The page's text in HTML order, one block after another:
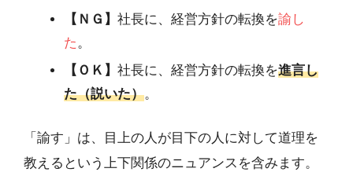
【ＮＧ】 社長に、経営方針の転換を諭し
た。
【ＯＫ】 社長に、経営方針の転換を進言し
た（説いた）。
「諭す」は、目上の人が目下の人に対して道理を
教えるという上下関係のニュアンスを含みます。